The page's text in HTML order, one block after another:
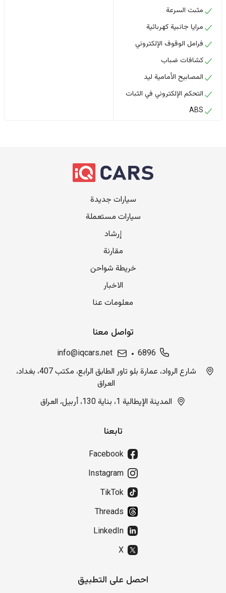
مثبت السرعة
مرايا جانبية كهربائية
فرامل الوقوف الإلكتروني
كشافات ضباب
المصابيح الأمامية ليد
التحكم الإلكتروني في الثبات
ABS
سيارات جديدة
سيارات مستعملة
إرشاد
مقارنة
خريطة شواحن
الاخبار
معلومات عنا
تواصل معنا
6896
info@iqcars.net
شارع الرواد، عمارة بلو تاور الطابق الرابع، مكتب 407، بغداد،
العراق
المدينة الإيطالية 1، بناية 130، أربيل، العراق
تابعنا
Facebook
Instagram
TikTok
Threads
LinkedIn
X
احصل على التطبيق